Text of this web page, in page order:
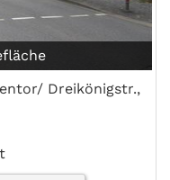
Dreikönigstr.,